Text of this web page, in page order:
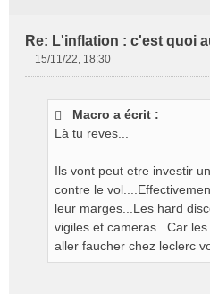
Re: L'inflation : c'est quoi
15/11/22, 18:30
Macro a écrit :
Là tu reves...
Ils vont peut etre investir
contre le
leur marges...Les hard
vigiles et cameras...Car
aller faucher chez leclerc